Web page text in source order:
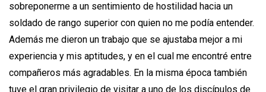
sobreponerme a un sentimiento de hostilidad hacia un
soldado de rango superior con quien no me podía entender.
Además me dieron un trabajo que se ajustaba mejor a mi
experiencia y mis aptitudes, y en el cual me encontré entre
compañeros más agradables. En la misma época también
tuve el gran privilegio de visitar a uno de los discípulos de